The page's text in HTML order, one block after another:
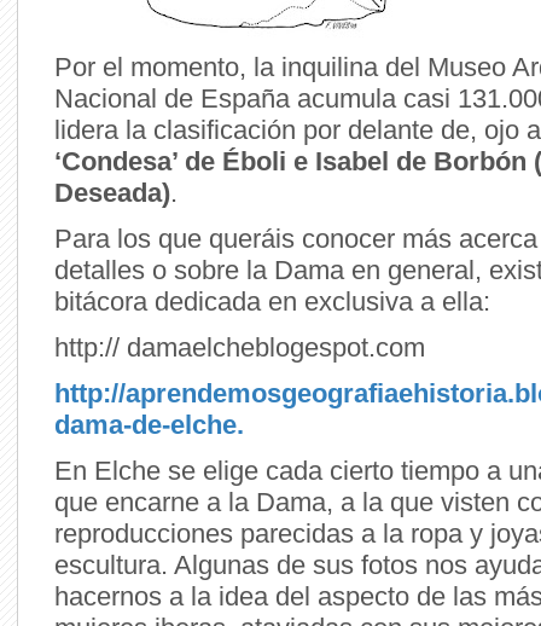
Por el momento, la inquilina del Museo
Nacional de España acumula casi
lidera la clasificación por delante de, ojo
‘Condesa’ de Éboli e Isabel de Borbón
Deseada).
Para los que queráis conocer más
detalles o sobre la Dama en general,
bitácora dedicada en exclusiva a ella:
http:// damaelcheblogespot.com
http://
dama-de-elche.
En Elche se elige cada cierto tiempo a
que encarne a la Dama, a la que visten
reproducciones parecidas a la ropa y
escultura. Algunas de sus fotos nos
hacernos a la idea del aspecto de las